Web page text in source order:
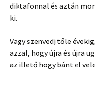
diktafonnal és aztán
ki.
Vagy szenvedj tőle
azzal, hogy újra és újra
az illető hogy bánt el